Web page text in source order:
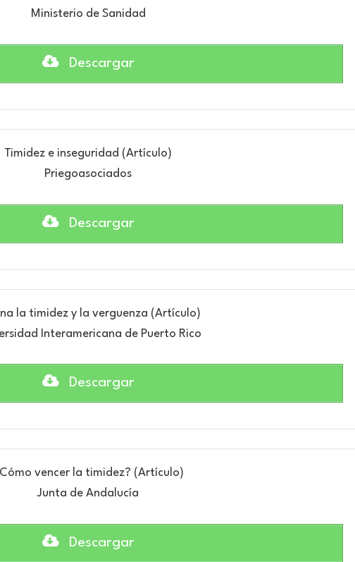
Ministerio de Sanidad
Descargar
Timidez e inseguridad (Artículo)
Priegoasociados
Descargar
la timidez y la verguenza (Artículo)
Interamericana de Puerto Rico
Descargar
vencer la timidez? (Artículo)
Junta de Andalucía
Descargar